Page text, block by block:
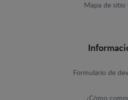
Mapa de sitio
Formulario de
¿Cómo